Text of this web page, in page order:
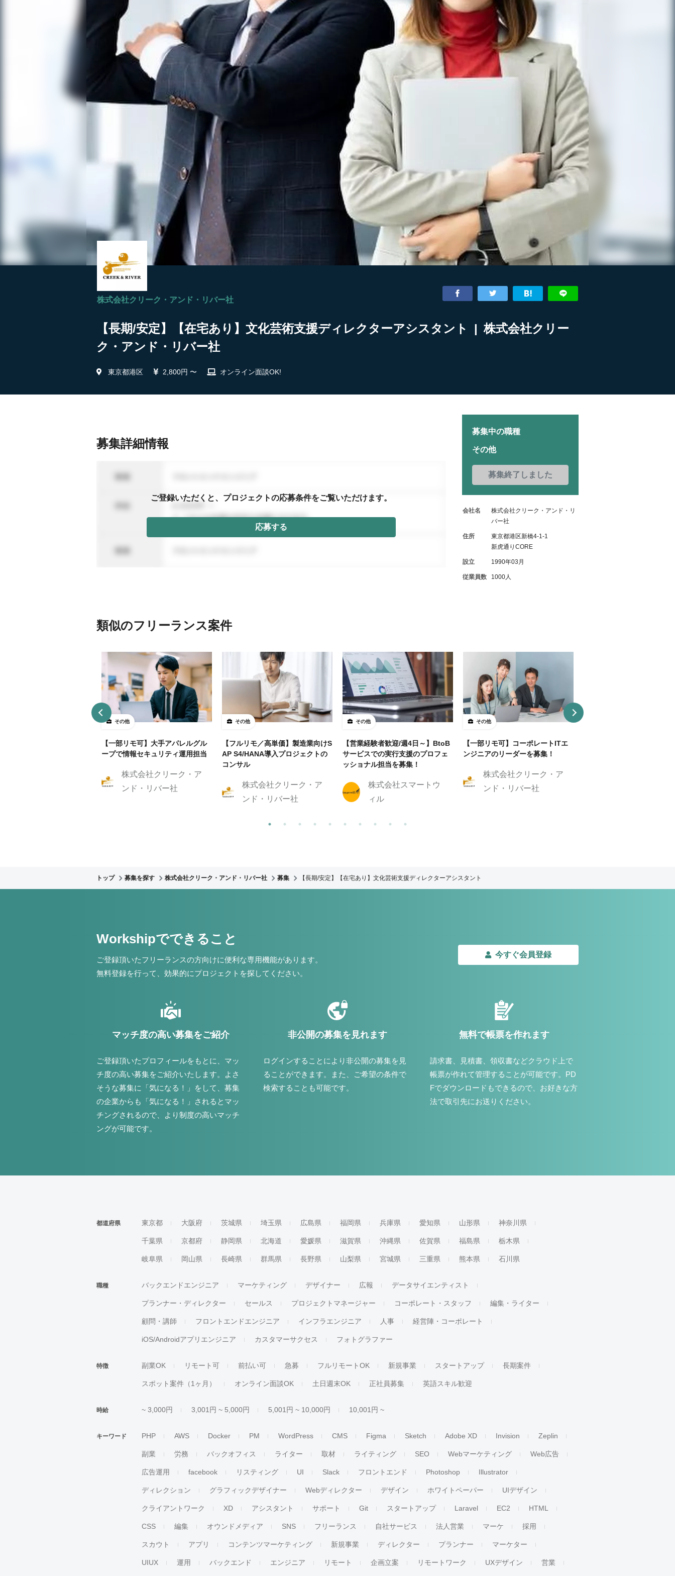
株式会社クリーク・アンド・リバー社
【長期/安定】【在宅あり】文化芸術支援ディレクターアシスタント | 株式会社クリー
ク・アンド・リバー社
東京都港区 2,800円 〜 オンライン面談OK!
募集詳細情報
ご登録いただくと、プロジェクトの応募条件をご覧いただけます。
応募する
募集中の職種
その他
募集終了しました
会社名
株式会社クリーク・アンド・リ
バー社
住所
東京都港区新橋4-1-1
新虎通りCORE
設立 1990年03月
従業員数 1000人
類似のフリーランス案件
その他
【一部リモ可】大手アパレルグル
ープで情報セキュリティ運用担当
株式会社クリーク・ア
ンド・リバー社
その他
【フルリモ／高単価】製造業向けS
AP S4/HANA導入プロジェクトの
コンサル
株式会社クリーク・ア
ンド・リバー社
その他
【営業経験者歓迎/週4日～】BtoB
サービスでの実行支援のプロフェ
ッショナル担当を募集！
株式会社スマートウ
ィル
その他
【一部リモ可】コーポレートITエ
ンジニアのリーダーを募集！
株式会社クリーク・ア
ンド・リバー社
トップ 募集を探す 株式会社クリーク・アンド・リバー社 募集 【長期/安定】【在宅あり】文化芸術支援ディレクターアシスタント
Workshipでできること
ご登録頂いたフリーランスの方向けに便利な専用機能があります。
無料登録を行って、効果的にプロジェクトを探してください。
今すぐ会員登録
マッチ度の高い募集をご紹介
ご登録頂いたプロフィールをもとに、マッ
チ度の高い募集をご紹介いたします。よさ
そうな募集に「気になる！」をして、募集
の企業からも「気になる！」されるとマッ
チングされるので、より制度の高いマッチ
ングが可能です。
非公開の募集を見れます
ログインすることにより非公開の募集を見
ることができます。また、ご希望の条件で
検索することも可能です。
無料で帳票を作れます
請求書、見積書、領収書などクラウド上で
帳票が作れて管理することが可能です。PD
Fでダウンロードもできるので、お好きな方
法で取引先にお送りください。
都道府県 東京都 大阪府 茨城県 埼玉県 広島県 福岡県 兵庫県 愛知県 山形県 神奈川県
千葉県 京都府 静岡県 北海道 愛媛県 滋賀県 沖縄県 佐賀県 福島県 栃木県
岐阜県 岡山県 長崎県 群馬県 長野県 山梨県 宮城県 三重県 熊本県 石川県
職種 バックエンドエンジニア マーケティング デザイナー 広報 データサイエンティスト
プランナー・ディレクター セールス プロジェクトマネージャー コーポレート・スタッフ 編集・ライター
顧問・講師 フロントエンドエンジニア インフラエンジニア 人事 経営陣・コーポレート
iOS/Androidアプリエンジニア カスタマーサクセス フォトグラファー
特徴 副業OK リモート可 前払い可 急募 フルリモートOK 新規事業 スタートアップ 長期案件
スポット案件（1ヶ月） オンライン面談OK 土日週末OK 正社員募集 英語スキル歓迎
時給 ~ 3,000円 3,001円 ~ 5,000円 5,001円 ~ 10,000円 10,001円 ~
キーワード PHP AWS Docker PM WordPress CMS Figma Sketch Adobe XD Invision Zeplin
副業 労務 バックオフィス ライター 取材 ライティング SEO Webマーケティング Web広告
広告運用 facebook リスティング UI Slack フロントエンド Photoshop Illustrator
ディレクション グラフィックデザイナー Webディレクター デザイン ホワイトペーパー UIデザイン
クライアントワーク XD アシスタント サポート Git スタートアップ Laravel EC2 HTML
CSS 編集 オウンドメディア SNS フリーランス 自社サービス 法人営業 マーケ 採用
スカウト アプリ コンテンツマーケティング 新規事業 ディレクター プランナー マーケター
UIUX 運用 バックエンド エンジニア リモート 企画立案 リモートワーク UXデザイン 営業